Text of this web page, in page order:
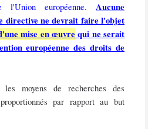
l'Union européenne. Aucune
directive ne devrait faire l'objet
mise en œuvre qui ne serait
européenne des droits de
moyens de recherches des
par rapport au but